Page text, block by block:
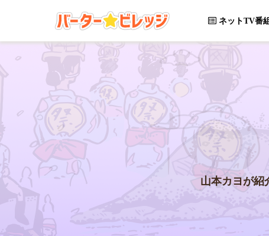
ネットTV番
山本カヨが紹